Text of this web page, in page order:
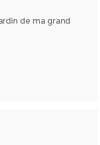
de ma grand